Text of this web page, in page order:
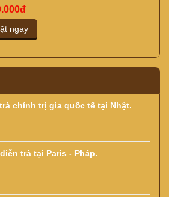
ngay
chính trị gia quốc tế tại Nhật.
trà tại Paris - Pháp.